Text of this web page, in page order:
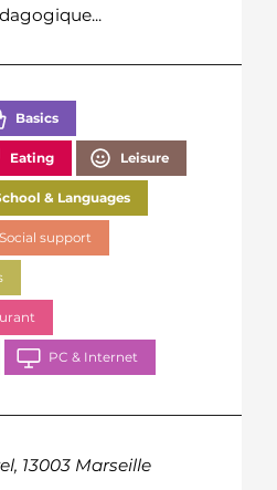
Basics
Eating Leisure
& Languages
Social support
PC & Internet
13003 Marseille